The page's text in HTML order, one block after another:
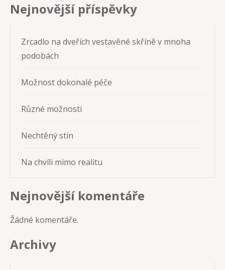
Nejnovější příspěvky
Zrcadlo na dveřích vestavěné skříně v mnoha
podobách
Možnost dokonalé péče
Různé možnosti
Nechtěný stín
Na chvíli mimo realitu
Nejnovější komentáře
Žádné komentáře.
Archivy